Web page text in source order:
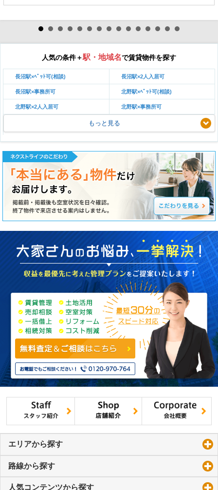
人気の条件＋駅・地域名で賃貸物件を探す
長沼駅×ﾍﾟｯﾄ可(相談) 長沼駅×2人入居可
長沼駅×事務所可 北野駅×ﾍﾟｯﾄ可(相談)
北野駅×2人入居可 北野駅×事務所可
もっと見る
エリアから探す
路線から探す
人気コンテンツから探す